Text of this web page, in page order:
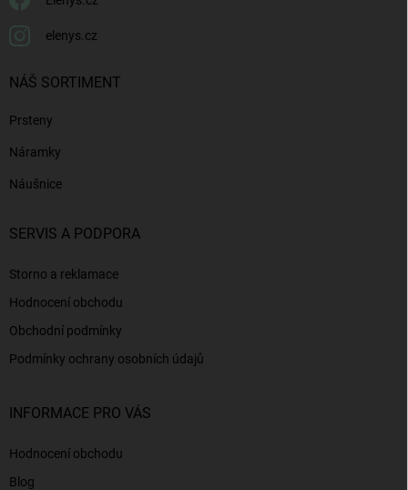
elenys.cz
NÁŠ SORTIMENT
Prsteny
Náramky
Náušnice
SERVIS A PODPORA
Storno a reklamace
Hodnocení obchodu
Obchodní podmínky
Podmínky ochrany osobních údajů
INFORMACE PRO VÁS
Hodnocení obchodu
Blog